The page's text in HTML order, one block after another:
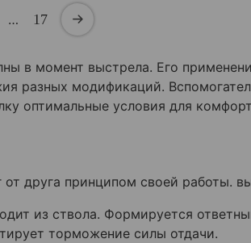
… 17
в момент выстрела. Его
разных модификаций.
оптимальные условия для
друга принципом своей работы.
из ствола. Формируется
торможение силы отдачи.